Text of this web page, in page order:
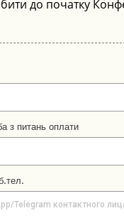
до початку
з питань оплати